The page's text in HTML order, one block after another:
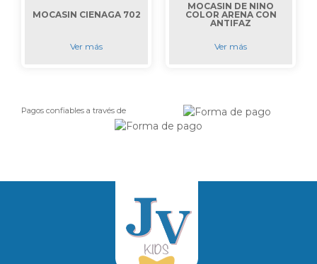
MOCASIN CIENAGA 702
Ver más
MOCASIN DE NIÑO
COLOR ARENA CON
ANTIFAZ
Ver más
Pagos confiables a través de